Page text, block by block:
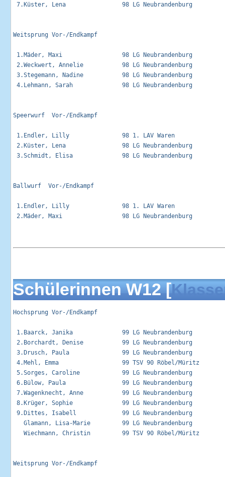
7.Küster, Lena                98 LG Neubrandenburg
Weitsprung Vor-/Endkampf
1.Mäder, Maxi                 98 LG
2.Weckwert, Annelie           98 LG
3.Stegemann, Nadine           98 LG
4.Lehmann, Sarah              98 LG
Speerwurf  Vor-/Endkampf
1.Endler, Lilly               98 1. LAV Waren
2.Küster, Lena                98 LG Neubrandenburg
3.Schmidt, Elisa              98 LG Neubrandenburg
Ballwurf  Vor-/
1.Endler, Lilly               98 1. LAV Waren
2.Mäder, Maxi                 98 LG Neubrandenburg
Schülerinnen W12 [
Hochsprung Vor-/Endkampf
1.Baarck, Janika              99 LG Neubrandenburg
2.Borchardt, Denise           99 LG Neubrandenburg
3.Drusch, Paula               99 LG Neubrandenburg
4.Mehl, Emma                  99 TSV 90 Röbel/Müritz
5.Sorges, Caroline            99 LG Neubrandenburg
6.Bülow, Paula                99 LG Neubrandenburg
7.Wagenknecht, Anne           99 LG Neubrandenburg
8.Krüger, Sophie              99 LG Neubrandenburg
9.Dittes, Isabell             99 LG Neubrandenburg
Glamann, Lisa-Marie         99 LG Neubrandenburg
Wiechmann, Christin         99 TSV 90 Röbel/Müritz
Weitsprung Vor-/Endkampf